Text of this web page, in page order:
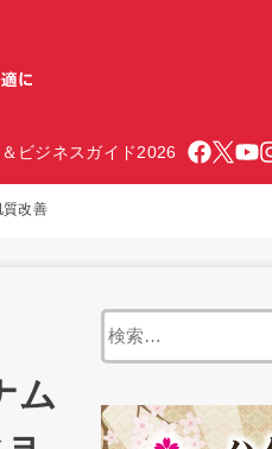
ビジネスガイド2026
質改善
ム